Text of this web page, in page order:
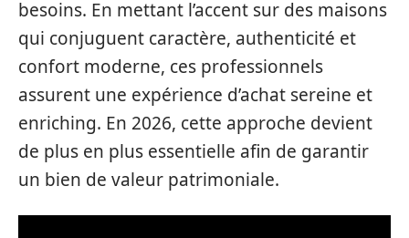
besoins. En mettant l’accent sur des maisons
qui conjuguent caractère, authenticité et
confort moderne, ces professionnels
assurent une expérience d’achat sereine et
enriching. En 2026, cette approche devient
de plus en plus essentielle afin de garantir
un bien de valeur patrimoniale.